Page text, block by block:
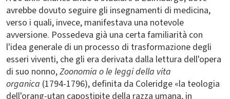
avrebbe dovuto seguire gli insegnamenti di medicina,
verso i quali, invece, manifestava una notevole
avversione. Possedeva già una certa familiarità con
l'idea generale di un processo di trasformazione degli
esseri viventi, che gli era derivata dalla lettura dell'opera
di suo nonno,Zoonomia o le leggi della vita
organica (1794-1796), definita da Coleridge «la teologia
dell'orang-utan capostipite della razza umana, in